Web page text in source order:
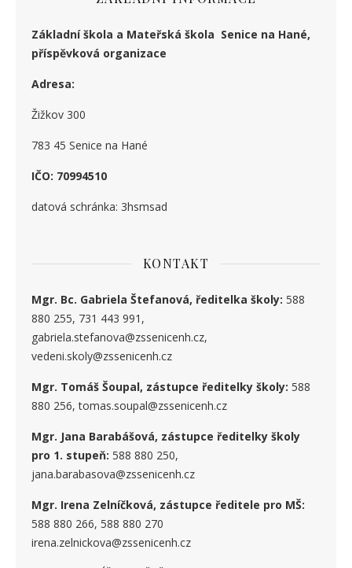
Základní škola a Mateřská škola Senice na Hané,
příspěvková organizace
Adresa:
Žižkov 300
783 45 Senice na Hané
IČO: 70994510
datová schránka: 3hsmsad
KONTAKT
Mgr. Bc. Gabriela Štefanová, ředitelka školy: 588
880 255, 731 443 991,
gabriela.stefanova@zssenicenh.cz,
vedeni.skoly@zssenicenh.cz
Mgr. Tomáš Šoupal, zástupce ředitelky školy: 588
880 256, tomas.soupal@zssenicenh.cz
Mgr. Jana Barabášová, zástupce ředitelky školy
pro 1. stupeň: 588 880 250,
jana.barabasova@zssenicenh.cz
Mgr. Irena Zelníčková, zástupce ředitele pro MŠ:
588 880 266, 588 880 270
irena.zelnickova@zssenicenh.cz